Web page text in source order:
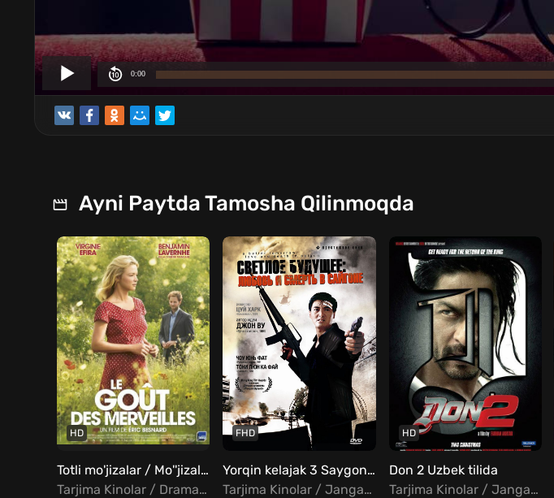
Ayni Paytda Tamosha Qilinmoqda
HD
Totli mo'jizalar / Mo''jizalarning ta'mi Uzbek tilida
Tarjima Kinolar / Drama / Komediya / Melodrama / Xorij Kinolar Uzbek Tilida
FHD
Yorqin kelajak 3 Saygondagi sevgi va o'lim Uzbek tilida
Tarjima Kinolar / Jangari / Harbiy / Kriminal / Xorij Kinolar Uzbek Tilida
HD
Don 2 Uzbek tilida
Tarjima Kinolar / Jangari / Kriminal / Triller / Hind Kinolar Uzbek Tilida